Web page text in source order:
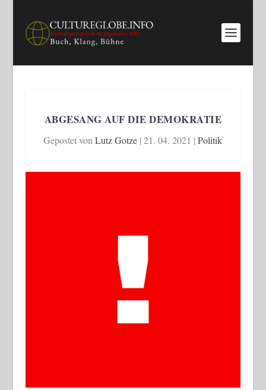
ABGESANG AUF DIE DEMOKRATIE
Gepostet vonLutz Gotze |21. 04. 2021 |Politik